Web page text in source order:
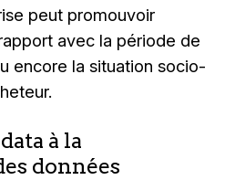
peut promouvoir
avec la période de
encore la situation socio-
à la
données